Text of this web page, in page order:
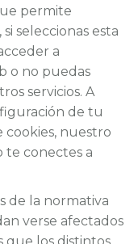
permite
seleccionas esta
a
o no puedas
servicios. A
de tu
nuestro
te conectes a
de la normativa
verse afectados
que los distintos